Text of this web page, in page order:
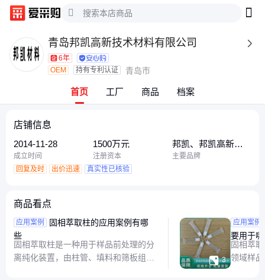
青岛邦凯高新技术材料有限公司 
6年
OEM
持有专利认证 青岛市
首页 工厂 商品 档案
店铺信息
2014-11-28
成立时间
1500万元
注册资本
邦凯、邦凯高新技
术材料、青岛邦凯
主要品牌
回复及时
出价迅速 真实性已核验
商品看点
应用案例
些
固相萃取柱是一种用于样品前处理的分
离纯化装置，由柱管、填料和筛板组
 3
应用案例
要用于
景
固相萃
领域样